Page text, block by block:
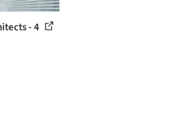
- 4